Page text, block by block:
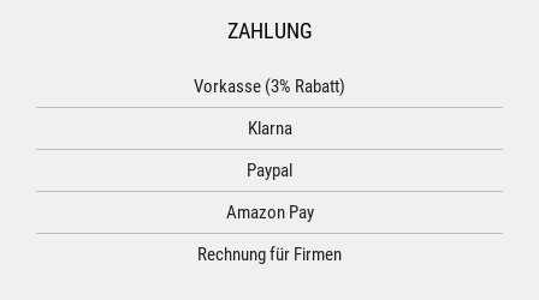
ZAHLUNG
Vorkasse (3% Rabatt)
Klarna
Paypal
Amazon Pay
Rechnung für Firmen